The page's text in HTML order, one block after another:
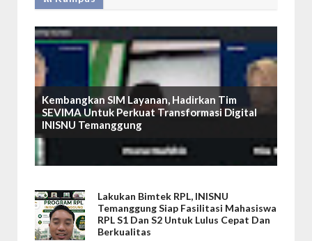
Kembangkan SIM Layanan, Hadirkan Tim
SEVIMA Untuk Perkuat Transformasi Digital
INISNU Temanggung
Lakukan Bimtek RPL, INISNU
Temanggung Siap Fasilitasi Mahasiswa
RPL S1 Dan S2 Untuk Lulus Cepat Dan
Berkualitas